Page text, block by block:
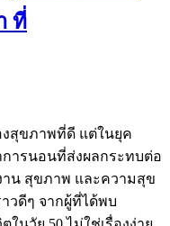
ที่
สุขภาพที่ดี แต่ในยุค
ารนอนที่ส่งผลกระทบต่อ
น สุขภาพ และความสุข
วดีๆ จากผู้ที่ได้พบ